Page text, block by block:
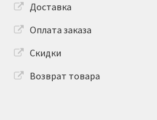
Доставка
Оплата заказа
Скидки
Возврат товара